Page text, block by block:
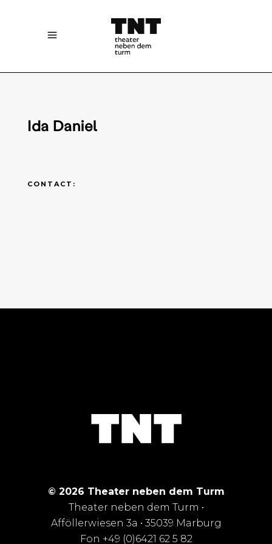
Ida Daniel
CONTACT:
© 2026 Theater neben dem Turm
Theater neben dem Turm •
Afföllerwiesen 3a • 35039 Marburg
Fon +49 (0)6421 62 5 82